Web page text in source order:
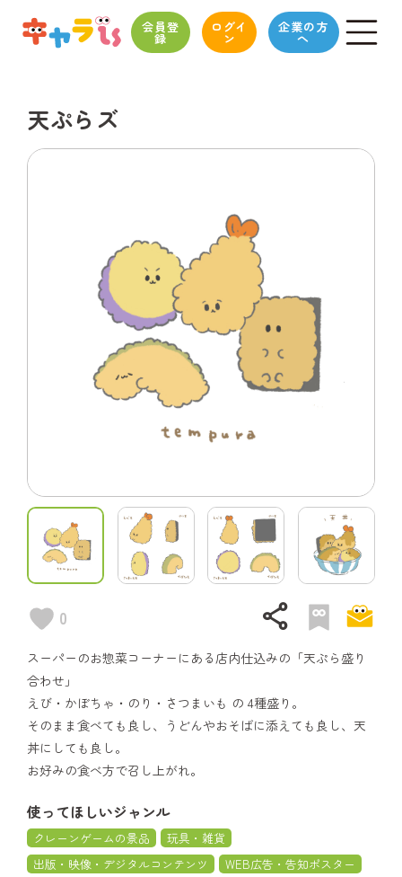
会員登
録
ログイ
ン
企業の方
へ
天ぷらズ
0 share
スーパーのお惣菜コーナーにある店内仕込みの「天ぷら盛り
合わせ」
えび・かぼちゃ・のり・さつまいも の 4種盛り。
そのまま食べても良し、うどんやおそばに添えても良し、天
丼にしても良し。
お好みの食べ方で召し上がれ。
使ってほしいジャンル
クレーンゲームの景品
玩具・雑貨
出版・映像・デジタルコンテンツ
WEB広告・告知ポスター